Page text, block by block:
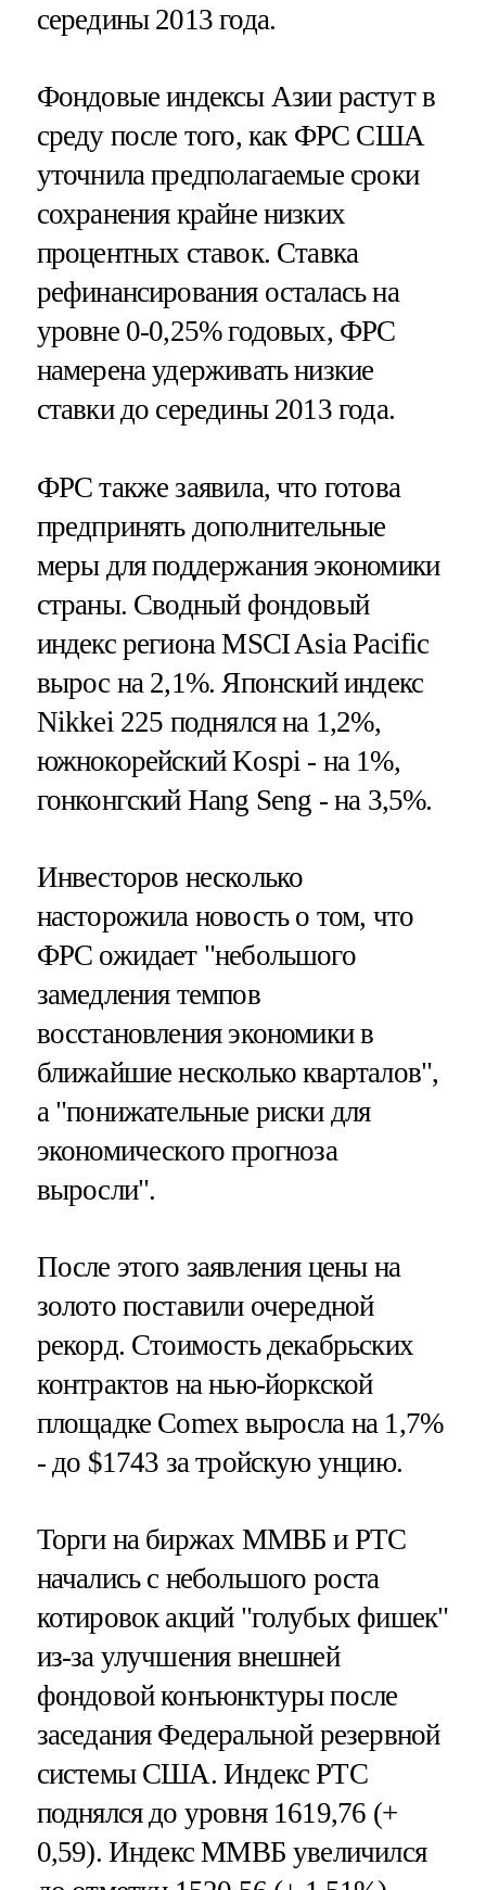
середины 2013 года.
Фондовые индексы Азии растут в
среду после того, как ФРС США
уточнила предполагаемые сроки
сохранения крайне низких
процентных ставок. Ставка
рефинансирования осталась на
уровне 0-0,25% годовых, ФРС
намерена удерживать низкие
ставки до середины 2013 года.
ФРС также заявила, что готова
предпринять дополнительные
меры для поддержания экономики
страны. Сводный фондовый
индекс региона MSCI Asia Pacific
вырос на 2,1%. Японский индекс
Nikkei 225 поднялся на 1,2%,
южнокорейский Kospi - на 1%,
гонконгский Hang Seng - на 3,5%.
Инвесторов несколько
насторожила новость о том, что
ФРС ожидает "небольшого
замедления темпов
восстановления экономики в
ближайшие несколько кварталов",
а "понижательные риски для
экономического прогноза
выросли".
После этого заявления цены на
золото поставили очередной
рекорд. Стоимость декабрьских
контрактов на нью-йоркской
площадке Comex выросла на 1,7%
- до $1743 за тройскую унцию.
Торги на биржах ММВБ и РТС
начались с небольшого роста
котировок акций "голубых фишек"
из-за улучшения внешней
фондовой конъюнктуры после
заседания Федеральной резервной
системы США. Индекс РТС
поднялся до уровня 1619,76 (+
0,59). Индекс ММВБ увеличился